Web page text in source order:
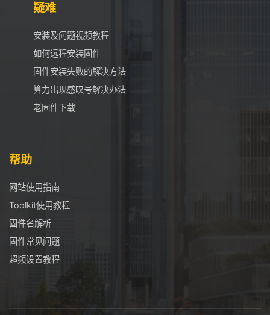
疑难
安装及问题视频教程
如何远程安装固件
固件安装失败的解决方法
算力出现感叹号解决办法
老固件下载
帮助
网站使用指南
Toolkit使用教程
固件名解析
固件常见问题
超频设置教程